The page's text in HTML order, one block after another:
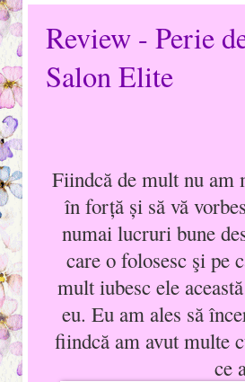
Review - Perie
Salon Elite
Fiindcă de mult nu am
în forţă şi să vă
numai lucruri bune
care o folosesc şi pe
mult iubesc ele
eu. Eu am ales să
fiindcă am avut multe
ce